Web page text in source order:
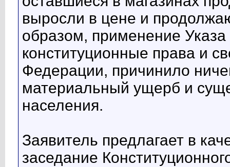
выросли в цене и
образом, применение
конституционные права и
Федерации, причинило
материальный ущерб и
населения.
Заявитель предлагает в
заседание